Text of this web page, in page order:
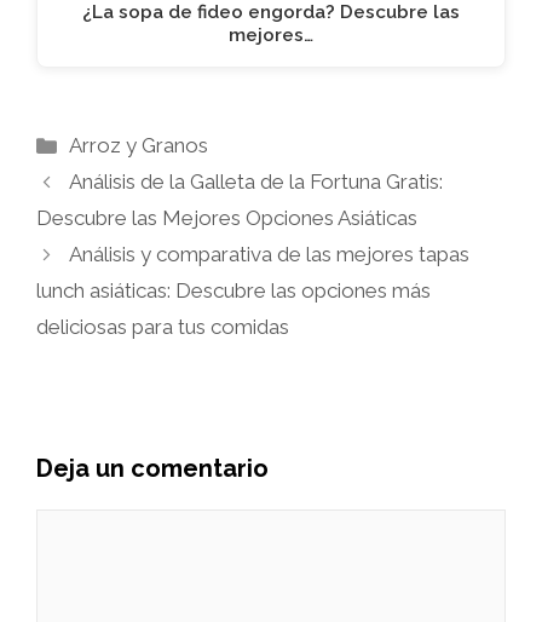
¿La sopa de fideo engorda? Descubre las
mejores…
Categorías
Arroz y Granos
Análisis de la Galleta de la Fortuna Gratis:
Descubre las Mejores Opciones Asiáticas
Análisis y comparativa de las mejores tapas
lunch asiáticas: Descubre las opciones más
deliciosas para tus comidas
Deja un comentario